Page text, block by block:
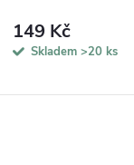
149 Kč
Skladem >20 ks